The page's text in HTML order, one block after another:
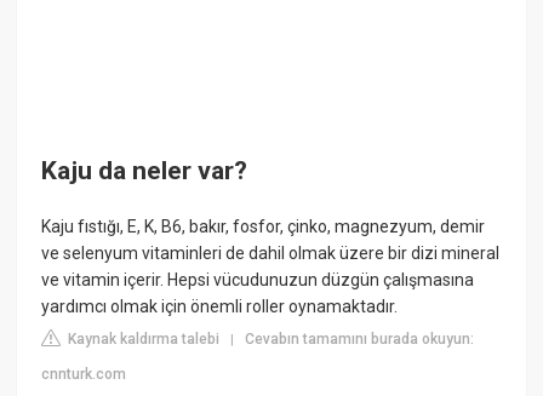
Kaju da neler var?
Kaju fıstığı, E, K, B6, bakır, fosfor, çinko, magnezyum, demir
ve selenyum vitaminleri de dahil olmak üzere bir dizi mineral
ve vitamin içerir. Hepsi vücudunuzun düzgün çalışmasına
yardımcı olmak için önemli roller oynamaktadır.
Kaynak kaldırma talebi |Cevabın tamamını burada okuyun:
cnnturk.com